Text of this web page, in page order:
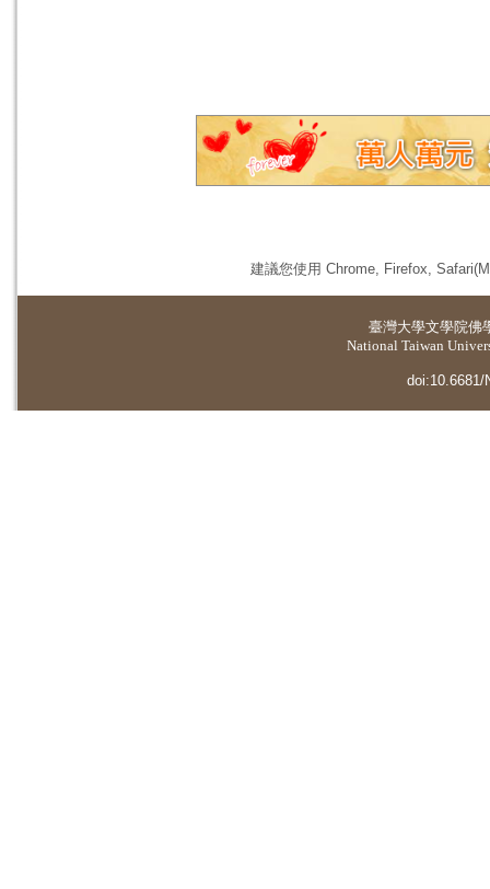
建議您使用 Chrome, Firefox,
臺灣大學文學院佛
National Taiwan
doi:10.6681/